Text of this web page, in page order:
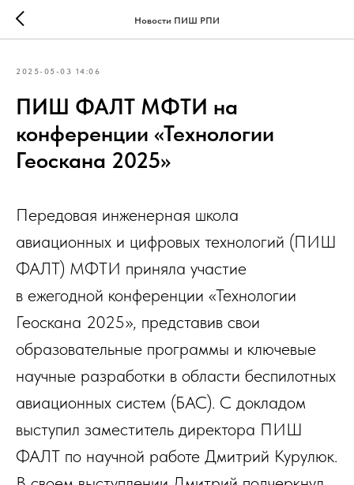
Новости ПИШ РПИ
2025-05-03 14:06
ПИШ ФАЛТ МФТИ на
конференции «Технологии
Геоскана 2025»
Передовая инженерная школа
авиационных и цифровых технологий (ПИШ
ФАЛТ) МФТИ приняла участие
в ежегодной конференции «Технологии
Геоскана 2025», представив свои
образовательные программы и ключевые
научные разработки в области беспилотных
авиационных систем (БАС). С докладом
выступил заместитель директора ПИШ
ФАЛТ по научной работе Дмитрий Курулюк.